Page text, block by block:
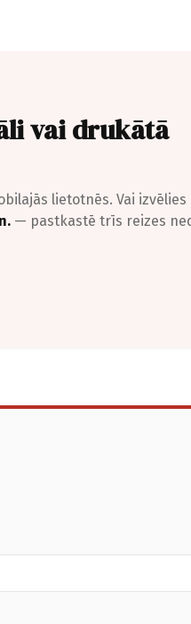
vai drukātā
lietotnēs. Vai izvēlies
— pastkastē trīs reizes